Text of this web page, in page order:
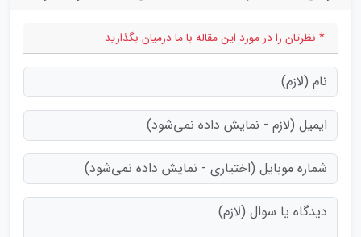
* نظرتان را در مورد این مقاله با ما درمیان بگذارید